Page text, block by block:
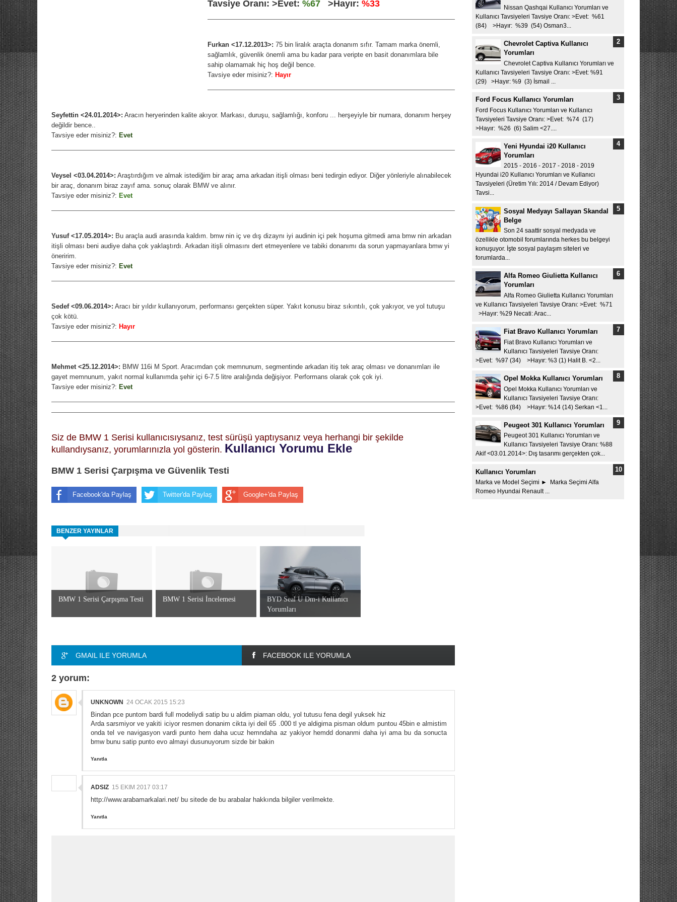
Tavsiye Oranı: >Evet: %67 >Hayır: %33
Furkan <17.12.2013>: 75 bin liralık araçta donanım sıfır. Tamam marka önemli,
sağlamlık, güvenlik önemli ama bu kadar para veripte en basit donanımlara bile
sahip olamamak hiç hoş değil bence.
Tavsiye eder misiniz?: Hayır
Seyfettin <24.01.2014>: Aracın heryerinden kalite akıyor. Markası, duruşu, sağlamlığı, konforu ... herşeyiyle bir numara, donanım herşey
değildir bence..
Tavsiye eder misiniz?: Evet
Veysel <03.04.2014>: Araştırdığım ve almak istediğim bir araç ama arkadan itişli olması beni tedirgin ediyor. Diğer yönleriyle alınabilecek
bir araç, donanım biraz zayıf ama. sonuç olarak BMW ve alınır.
Tavsiye eder misiniz?: Evet
Yusuf <17.05.2014>: Bu araçla audi arasında kaldım. bmw nin iç ve dış dizaynı iyi audinin içi pek hoşuma gitmedi ama bmw nin arkadan
itişli olması beni audiye daha çok yaklaştırdı. Arkadan itişli olmasını dert etmeyenlere ve tabiki donanımı da sorun yapmayanlara bmw yi
öneririm.
Tavsiye eder misiniz?: Evet
Sedef <09.06.2014>: Aracı bir yıldır kullanıyorum, performansı gerçekten süper. Yakıt konusu biraz sıkıntılı, çok yakıyor, ve yol tutuşu
çok kötü.
Tavsiye eder misiniz?: Hayır
Mehmet <25.12.2014>: BMW 116i M Sport. Aracımdan çok memnunum, segmentinde arkadan itiş tek araç olması ve donanımları ile
gayet memnunum, yakıt normal kullanımda şehir içi 6-7.5 litre aralığında değişiyor. Performans olarak çok çok iyi.
Tavsiye eder misiniz?: Evet
Siz de BMW 1 Serisi kullanıcısıysanız, test sürüşü yaptıysanız veya herhangi bir şekilde
kullandıysanız, yorumlarınızla yol gösterin. Kullanıcı Yorumu Ekle
BMW 1 Serisi Çarpışma ve Güvenlik Testi
Facebook'da Paylaş Twitter'da Paylaş Google+'da Paylaş
BENZER YAYINLAR
BMW 1 Serisi Çarpışma Testi BMW 1 Serisi İncelemesi
BYD Seal U Dm-i Kullanıcı
Yorumları
GMAIL ILE YORUMLA FACEBOOK ILE YORUMLA
2 yorum:
UNKNOWN 24 OCAK 2015 15:23
Bindan pce puntom bardi full modeliydi satip bu u aldim piaman oldu, yol tutusu fena degil yuksek hiz
Arda sarsmiyor ve yakiti iciyor resmen donanim cikta iyi deil 65 .000 tl ye aldigima pisman oldum puntou 45bin e almistim
onda tel ve navigasyon vardi punto hem daha ucuz hemndaha az yakiyor hemdd donanmi daha iyi ama bu da sonucta
bmw bunu satip punto evo almayi dusunuyorum sizde bir bakin
Yanıtla
ADSIZ 15 EKIM 2017 03:17
http://www.arabamarkalari.net/ bu sitede de bu arabalar hakkında bilgiler verilmekte.
Yanıtla
Nissan Qashqai Kullanıcı Yorumları ve
Kullanıcı Tavsiyeleri Tavsiye Oranı: >Evet: %61
(84) >Hayır: %39 (54) Osman3...
Chevrolet Captiva Kullanıcı
Yorumları
Chevrolet Captiva Kullanıcı Yorumları ve
Kullanıcı Tavsiyeleri Tavsiye Oranı: >Evet: %91
(29) >Hayır: %9 (3) İsmail ...
Ford Focus Kullanıcı Yorumları
Ford Focus Kullanıcı Yorumları ve Kullanıcı
Tavsiyeleri Tavsiye Oranı: >Evet: %74 (17)
>Hayır: %26 (6) Salim <27....
Yeni Hyundai i20 Kullanıcı
Yorumları
2015 - 2016 - 2017 - 2018 - 2019
Hyundai i20 Kullanıcı Yorumları ve Kullanıcı
Tavsiyeleri (Üretim Yılı: 2014 / Devam Ediyor)
Tavsi...
Sosyal Medyayı Sallayan Skandal
Belge
Son 24 saattir sosyal medyada ve
özellikle otomobil forumlarında herkes bu belgeyi
konuşuyor. İşte sosyal paylaşım siteleri ve
forumlarda...
Alfa Romeo Giulietta Kullanıcı
Yorumları
Alfa Romeo Giulietta Kullanıcı Yorumları
ve Kullanıcı Tavsiyeleri Tavsiye Oranı: >Evet: %71
>Hayır: %29 Necati: Arac...
Fiat Bravo Kullanıcı Yorumları
Fiat Bravo Kullanıcı Yorumları ve
Kullanıcı Tavsiyeleri Tavsiye Oranı:
>Evet: %97 (34) >Hayır: %3 (1) Halit B. <2...
Opel Mokka Kullanıcı Yorumları
Opel Mokka Kullanıcı Yorumları ve
Kullanıcı Tavsiyeleri Tavsiye Oranı:
>Evet: %86 (84) >Hayır: %14 (14) Serkan <1...
Peugeot 301 Kullanıcı Yorumları
Peugeot 301 Kullanıcı Yorumları ve
Kullanıcı Tavsiyeleri Tavsiye Oranı: %88
Akif <03.01.2014>: Dış tasarımı gerçekten çok...
Kullanıcı Yorumları
Marka ve Model Seçimi ► Marka Seçimi Alfa
Romeo Hyundai Renault ...